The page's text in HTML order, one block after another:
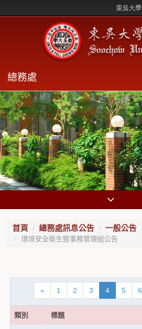
東吳大學
總務處
首頁 總務處訊息公告 一般公告
環境安全衛生暨事務管理組公告
« 1 2 3 4 5 6
類別 標題